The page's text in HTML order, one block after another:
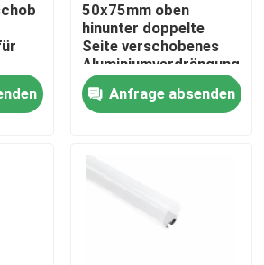
50x75mm oben
hinunter doppelte
Seite verschobenes
Aluminiumverdrängungs-
Profil für geführtes
Streifen-Licht
Anfrage absenden